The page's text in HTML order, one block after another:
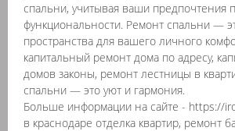
спальни, учитывая ваши предпочтения
функциональности. Ремонт спальни —
пространства для вашего личного
капитальный ремонт дома по адресу,
домов законы, ремонт лестницы в
спальни — это уют и гармония.
Больше информации на сайте - https://
в краснодаре отделка квартир, ремонт